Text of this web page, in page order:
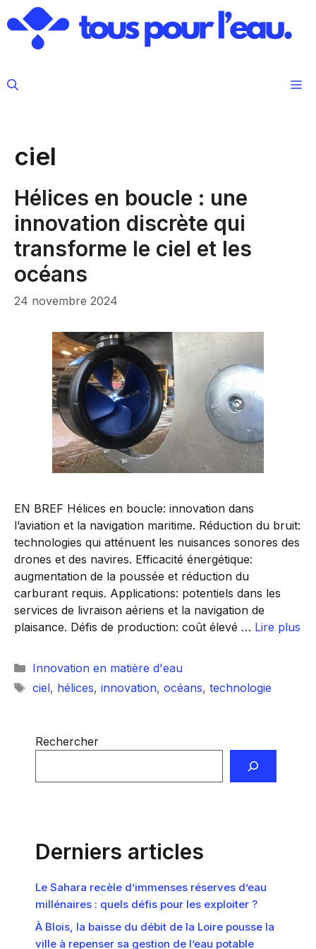
au
contenu
ciel
Hélices en boucle : une
innovation discrète qui
transforme le ciel et les
océans
24 novembre 2024
EN BREF Hélices en boucle: innovation dans
l’aviation et la navigation maritime. Réduction du bruit:
technologies qui atténuent les nuisances sonores des
drones et des navires. Efficacité énergétique:
augmentation de la poussée et réduction du
carburant requis. Applications: potentiels dans les
services de livraison aériens et la navigation de
plaisance. Défis de production: coût élevé … Lire plus
Catégories
Innovation en matière d'eau
Étiquettes
ciel, hélices, innovation, océans, technologie
Rechercher
Derniers articles
Le Sahara recèle d’immenses réserves d’eau
millénaires : quels défis pour les exploiter ?
À Blois, la baisse du débit de la Loire pousse la
ville à repenser sa gestion de l’eau potable